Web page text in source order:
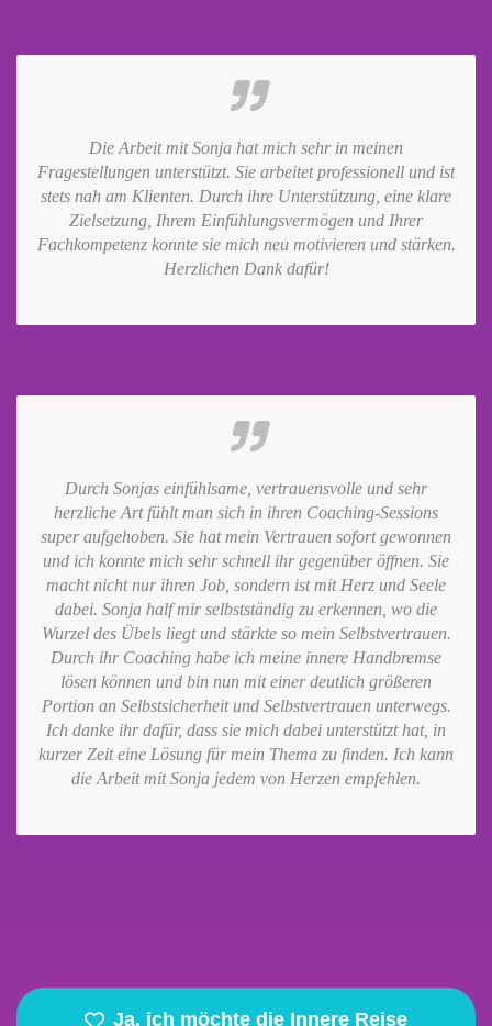
Die Arbeit mit Sonja hat mich sehr in meinen
Fragestellungen unterstützt. Sie arbeitet professionell und ist
stets nah am Klienten. Durch ihre Unterstützung, eine klare
Zielsetzung, Ihrem Einfühlungsvermögen und Ihrer
Fachkompetenz konnte sie mich neu motivieren und stärken.
Herzlichen Dank dafür!
Durch Sonjas einfühlsame, vertrauensvolle und sehr
herzliche Art fühlt man sich in ihren Coaching-Sessions
super aufgehoben. Sie hat mein Vertrauen sofort gewonnen
und ich konnte mich sehr schnell ihr gegenüber öffnen. Sie
macht nicht nur ihren Job, sondern ist mit Herz und Seele
dabei. Sonja half mir selbstständig zu erkennen, wo die
Wurzel des Übels liegt und stärkte so mein Selbstvertrauen.
Durch ihr Coaching habe ich meine innere Handbremse
lösen können und bin nun mit einer deutlich größeren
Portion an Selbstsicherheit und Selbstvertrauen unterwegs.
Ich danke ihr dafür, dass sie mich dabei unterstützt hat, in
kurzer Zeit eine Lösung für mein Thema zu finden. Ich kann
die Arbeit mit Sonja jedem von Herzen empfehlen.
Ja, ich möchte die Innere Reise